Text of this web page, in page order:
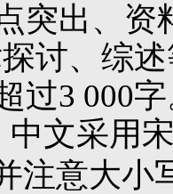
突出、
讨、综
过3 000
文采用宋
注意大